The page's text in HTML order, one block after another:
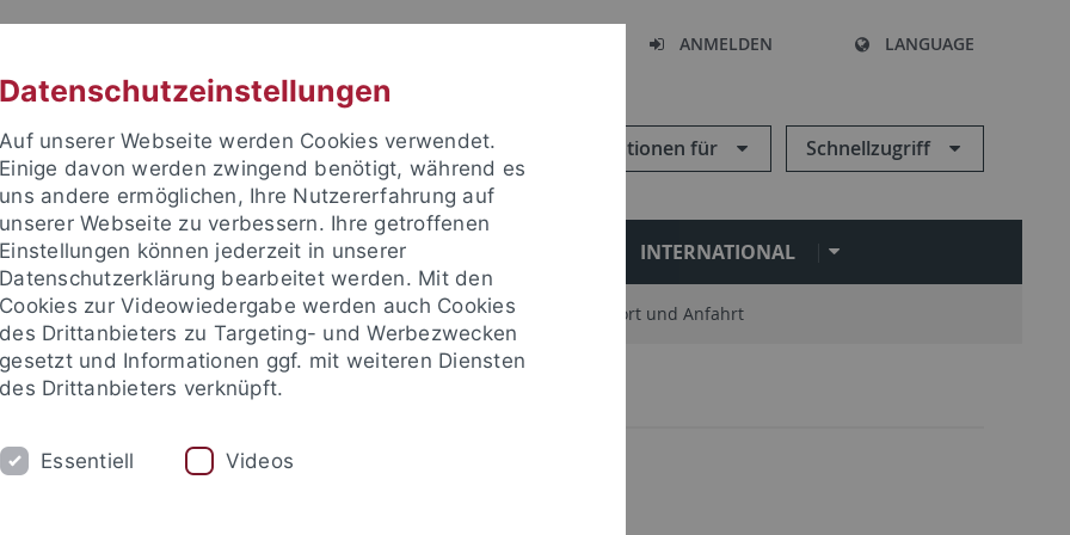
ANMELDEN LANGUAGE
Informationen für Schnellzugriff
STUDIUM FORSCHUNG EINRICHTUNGEN INTERNATIONAL
und Publikationen Campusleben Im Dialog Karriere Standort und Anfahrt
Veranstaltungen Veranstaltungskalender
Datenschutzeinstellungen
Auf unserer Webseite werden Cookies verwendet.
Einige davon werden zwingend benötigt, während es
uns andere ermöglichen, Ihre Nutzererfahrung auf
unserer Webseite zu verbessern. Ihre getroffenen
Einstellungen können jederzeit in unserer
Datenschutzerklärung bearbeitet werden. Mit den
Cookies zur Videowiedergabe werden auch Cookies
des Drittanbieters zu Targeting- und Werbezwecken
gesetzt und Informationen ggf. mit weiteren Diensten
des Drittanbieters verknüpft.
Essentiell Videos